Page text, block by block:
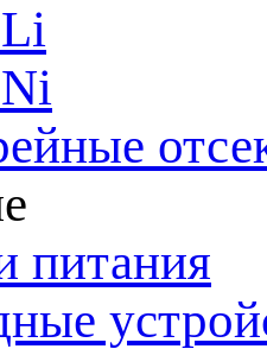
питания